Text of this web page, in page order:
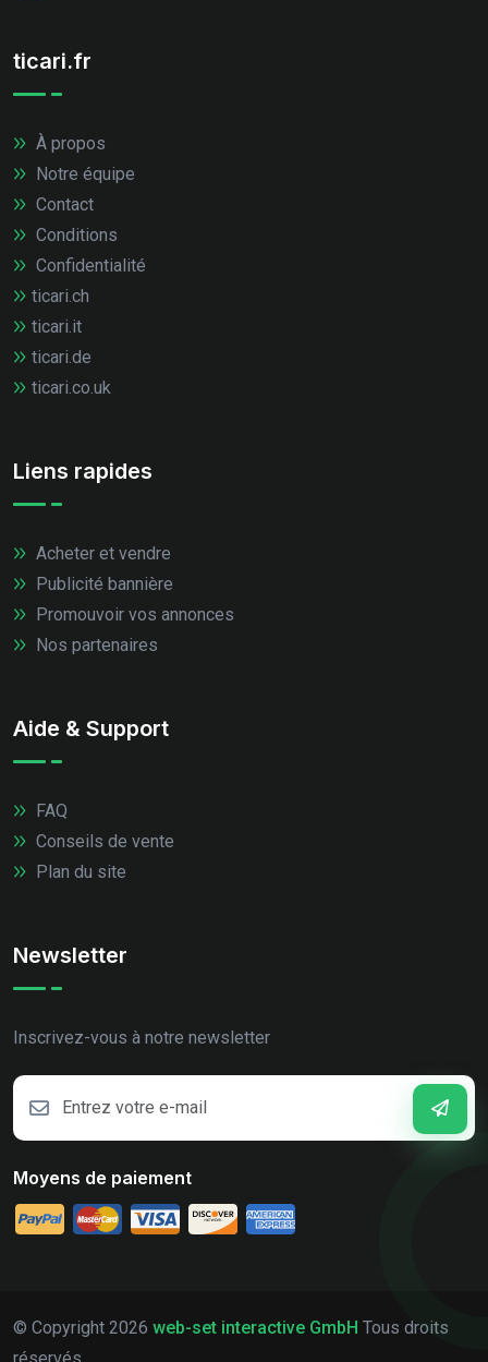
ticari.fr
À propos
Notre équipe
Contact
Conditions
Confidentialité
ticari.ch
ticari.it
ticari.de
ticari.co.uk
Liens rapides
Acheter et vendre
Publicité bannière
Promouvoir vos annonces
Nos partenaires
Aide & Support
FAQ
Conseils de vente
Plan du site
Newsletter
Inscrivez-vous à notre newsletter
Moyens de paiement
© Copyright 2026 web-set interactive GmbH Tous droits